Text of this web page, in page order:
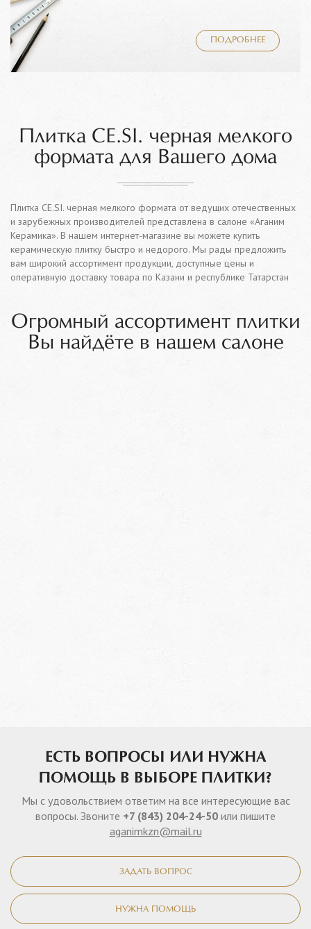
ПОДРОБНЕЕ
Плитка CE.SI. черная мелкого
формата для Вашего дома
Плитка CE.SI. черная мелкого формата от ведущих отечественных
и зарубежных производителей представлена в салоне «Аганим
Керамика». В нашем интернет-магазине вы можете купить
керамическую плитку быстро и недорого. Мы рады предложить
вам широкий ассортимент продукции, доступные цены и
оперативную доставку товара по Казани и республике Татарстан
Огромный ассортимент плитки
Вы найдёте в нашем салоне
ЕСТЬ ВОПРОСЫ ИЛИ НУЖНА
ПОМОЩЬ В ВЫБОРЕ ПЛИТКИ?
Мы с удовольствием ответим на все интересующие вас
вопросы. Звоните +7 (843) 204-24-50 или пишите
aganimkzn@mail.ru
ЗАДАТЬ ВОПРОС
НУЖНА ПОМОЩЬ